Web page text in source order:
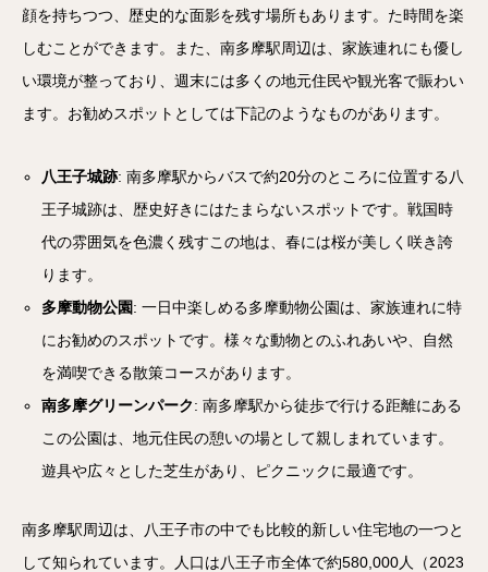
顔を持ちつつ、歴史的な面影を残す場所もあります。た時間を楽
しむことができます。また、南多摩駅周辺は、家族連れにも優し
い環境が整っており、週末には多くの地元住民や観光客で賑わい
ます。お勧めスポットとしては下記のようなものがあります。
八王子城跡: 南多摩駅からバスで約20分のところに位置する八
王子城跡は、歴史好きにはたまらないスポットです。戦国時
代の雰囲気を色濃く残すこの地は、春には桜が美しく咲き誇
ります。
多摩動物公園: 一日中楽しめる多摩動物公園は、家族連れに特
にお勧めのスポットです。様々な動物とのふれあいや、自然
を満喫できる散策コースがあります。
南多摩グリーンパーク: 南多摩駅から徒歩で行ける距離にある
この公園は、地元住民の憩いの場として親しまれています。
遊具や広々とした芝生があり、ピクニックに最適です。
南多摩駅周辺は、八王子市の中でも比較的新しい住宅地の一つと
して知られています。人口は八王子市全体で約580,000人（2023